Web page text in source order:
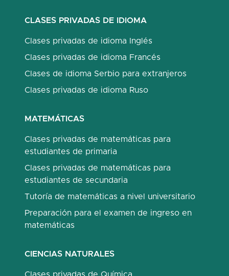
CLASES PRIVADAS DE IDIOMA
Clases privadas de idioma Inglés
Clases privadas de idioma Francés
Clases de idioma Serbio para extranjeros
Clases privadas de idioma Ruso
MATEMÁTICAS
Clases privadas de matemáticas para
estudiantes de primaria
Clases privadas de matemáticas para
estudiantes de secundaria
Tutoría de matemáticas a nivel universitario
Preparación para el examen de ingreso en
matemáticas
CIENCIAS NATURALES